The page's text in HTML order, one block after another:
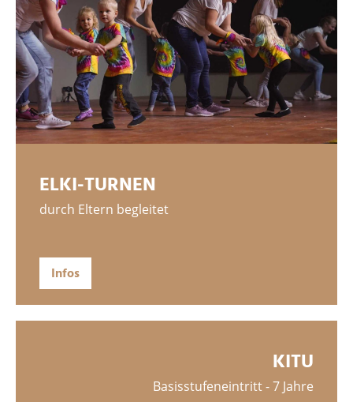
ELKI-TURNEN
durch Eltern begleitet
Infos
KITU
Basisstufeneintritt - 7 Jahre